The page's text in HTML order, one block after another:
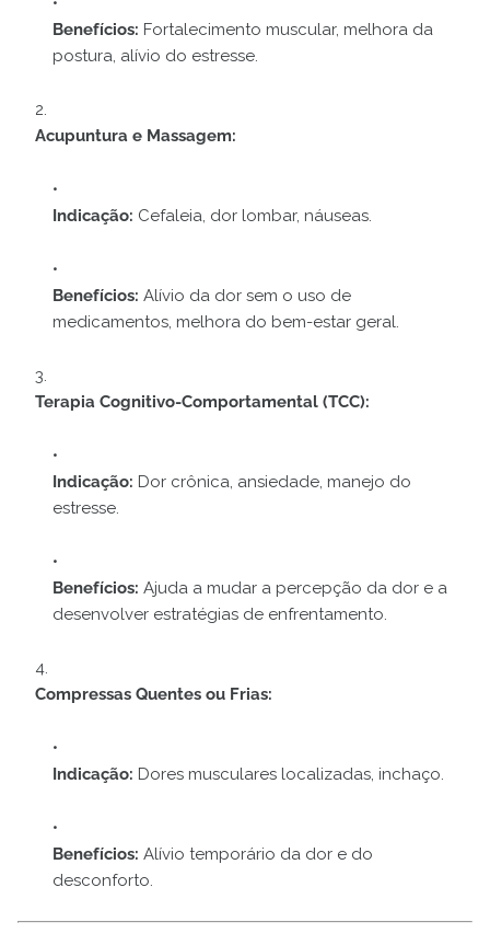
Benefícios: Fortalecimento muscular, melhora da
postura, alívio do estresse.
Acupuntura e Massagem:
Indicação: Cefaleia, dor lombar, náuseas.
Benefícios: Alívio da dor sem o uso de
medicamentos, melhora do bem-estar geral.
Terapia Cognitivo-Comportamental (TCC):
Indicação: Dor crônica, ansiedade, manejo do
estresse.
Benefícios: Ajuda a mudar a percepção da dor e a
desenvolver estratégias de enfrentamento.
Compressas Quentes ou Frias:
Indicação: Dores musculares localizadas, inchaço.
Benefícios: Alívio temporário da dor e do
desconforto.